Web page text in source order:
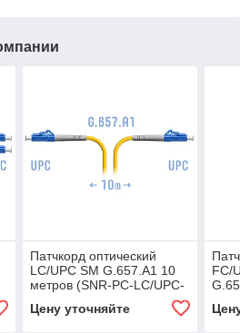
Патчкорд оптический
LC/UPC SM G.657.A1 10
метров (SNR-PC-LC/UPC-
Цену уточняйте
FC/